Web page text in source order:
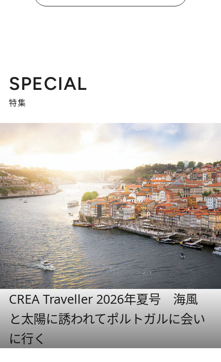
SPECIAL
特集
CREA Traveller 2026年夏号 海風
と太陽に誘われてポルトガルに会い
に行く